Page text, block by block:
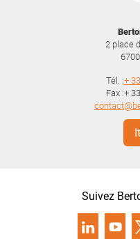
2 place
Tél. :+
Fax :+
Suivez